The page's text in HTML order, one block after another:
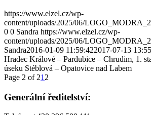
https://www.elzel.cz/wp-
content/uploads/2025/06/
0 0 Sandra https://www.elzel.cz/wp-
content/uploads/2025/06/
Sandra2016-01-09 11:59:422017-07-13
Hradec Králové – Pardubice – Chrudim, 1.
úseku Stéblová – Opatovice nad Labem
Page 2 of 21 2
Generální ředitelství: